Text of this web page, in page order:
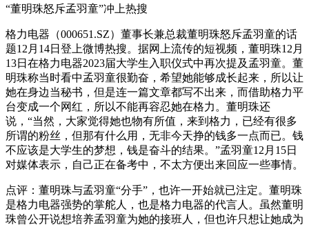
“董明珠怒斥孟羽童”冲上热搜
格力电器（000651.SZ）董事长兼总裁董明珠怒斥孟羽童的话
题12月14日登上微博热搜。据网上流传的短视频，董明珠12月
13日在格力电器2023届大学生入职仪式中再次提及孟羽童。董
明珠称当时看中孟羽童很勤奋，希望她能够成长起来，所以让
她在身边当秘书，但是连一篇文章都写不出来，而借助格力平
台变成一个网红，所以不能再容忍她在格力。董明珠还
说，“当然，大家觉得她也物有所值，来到格力，已经有很多
所谓的粉丝，但那有什么用，无非今天挣的钱多一点而已。钱
不应该是大学生的梦想，钱是奋斗的结果。”孟羽童12月15日
对媒体表示，自己正在备考中，不太方便出来回应一些事情。
点评：董明珠与孟羽童“分手”，也许一开始就已注定。董明珠
是格力电器强势的掌舵人，也是格力电器的代言人。虽然董明
珠曾公开说想培养孟羽童为她的接班人，但也许只想让她成为